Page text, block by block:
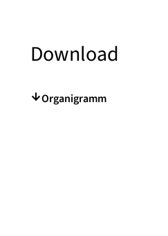
Download
Organigramm